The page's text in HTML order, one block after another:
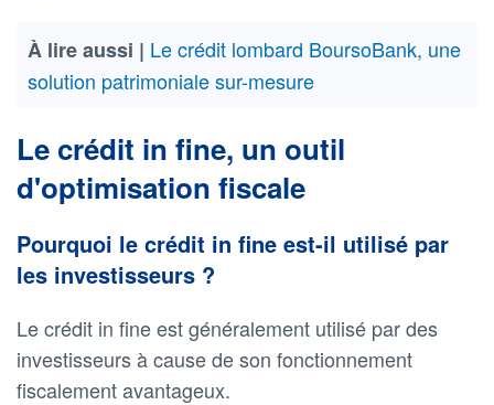
À lire aussi | Le crédit lombard BoursoBank, une
solution patrimoniale sur-mesure
Le crédit in fine, un outil
d'optimisation fiscale
Pourquoi le crédit in fine est-il utilisé par
les investisseurs ?
Le crédit in fine est généralement utilisé par des
investisseurs à cause de son fonctionnement
fiscalement avantageux.